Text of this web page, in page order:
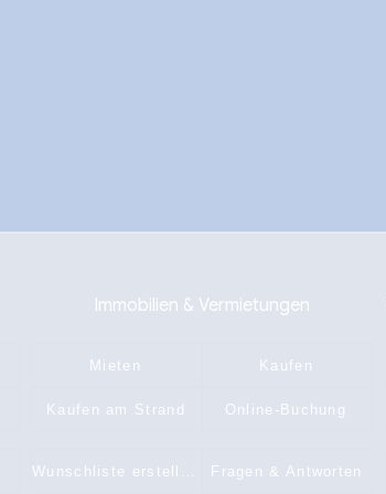
Immobilien & Vermietungen
Mieten Kaufen
Kaufen am Strand Online-Buchung
Fragen & Antworten